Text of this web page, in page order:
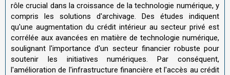
rôle crucial dans la croissance de la technologie numérique, y
compris les solutions d'archivage. Des études indiquent
qu'une augmentation du crédit intérieur au secteur privé est
corrélée aux avancées en matière de technologie numérique,
soulignant l'importance d'un secteur financier robuste pour
soutenir les initiatives numériques. Par conséquent,
l'amélioration de l'infrastructure financière et l'accès au crédit